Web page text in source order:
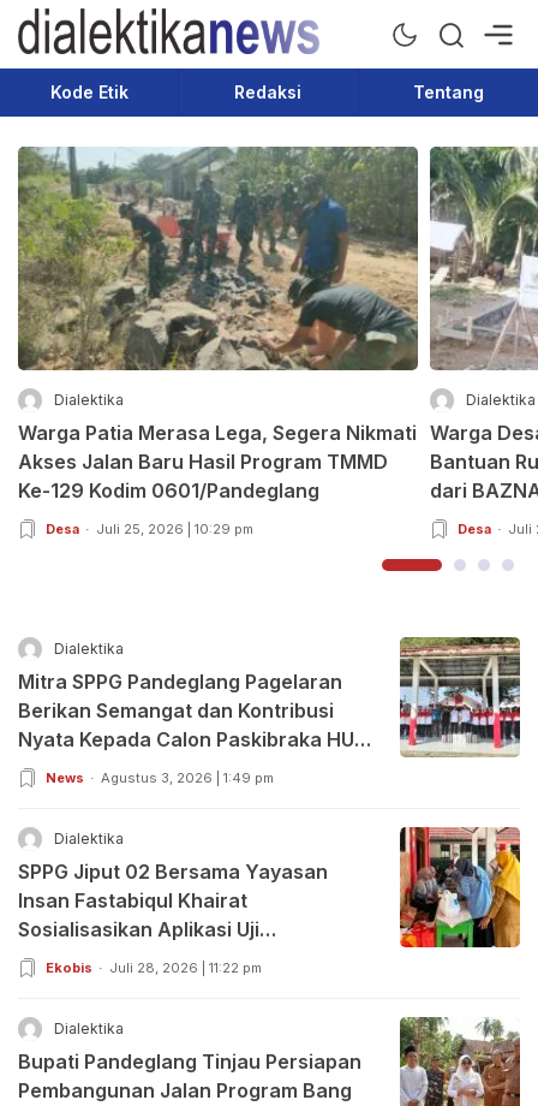
Dialektika News
Terkini dan Populer
Kode Etik Redaksi Tentang
Dialektika
Warga Patia Merasa Lega, Segera Nikmati
Akses Jalan Baru Hasil Program TMMD
Ke-129 Kodim 0601/Pandeglang
Desa Juli 25, 2026 | 10:29 pm
Dialektika
Warga
Bantuan
dari
Desa Juli
Dialektika
Mitra SPPG Pandeglang Pagelaran
Berikan Semangat dan Kontribusi
Nyata Kepada Calon Paskibraka HUT
RI ke-81
News Agustus 3, 2026 | 1:49 pm
Dialektika
SPPG Jiput 02 Bersama Yayasan
Insan Fastabiqul Khairat
Sosialisasikan Aplikasi Uji
Organoleptik
Ekobis Juli 28, 2026 | 11:22 pm
Dialektika
Bupati Pandeglang Tinjau Persiapan
Pembangunan Jalan Program Bang